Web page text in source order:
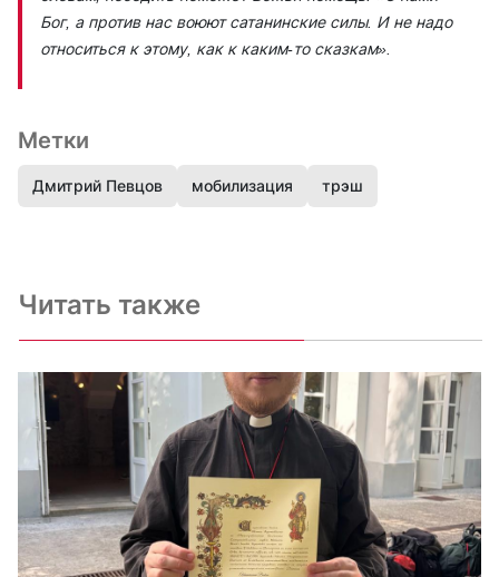
Бог, а против нас воюют сатанинские силы. И не надо
относиться к этому, как к каким-то сказкам».
Метки
Дмитрий Певцов мобилизация трэш
Читать также